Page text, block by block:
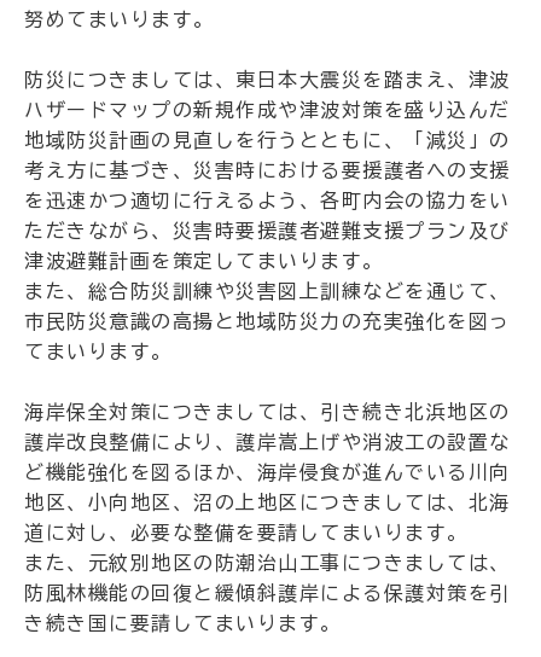
努めてまいります。
防災につきましては、東日本大震災を踏まえ、津波
ハザードマップの新規作成や津波対策を盛り込んだ
地域防災計画の見直しを行うとともに、「減災」の
考え方に基づき、災害時における要援護者への支援
を迅速かつ適切に行えるよう、各町内会の協力をい
ただきながら、災害時要援護者避難支援プラン及び
津波避難計画を策定してまいります。
また、総合防災訓練や災害図上訓練などを通じて、
市民防災意識の高揚と地域防災力の充実強化を図っ
てまいります。
海岸保全対策につきましては、引き続き北浜地区の
護岸改良整備により、護岸嵩上げや消波工の設置な
ど機能強化を図るほか、海岸侵食が進んでいる川向
地区、小向地区、沼の上地区につきましては、北海
道に対し、必要な整備を要請してまいります。
また、元紋別地区の防潮治山工事につきましては、
防風林機能の回復と緩傾斜護岸による保護対策を引
き続き国に要請してまいります。